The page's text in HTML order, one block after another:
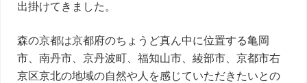
出掛けてきました。
森の京都は京都府のちょうど真ん中に位置する亀岡
市、南丹市、京丹波町、福知山市、綾部市、京都市右
京区京北の地域の自然や人を感じていただきたいとの